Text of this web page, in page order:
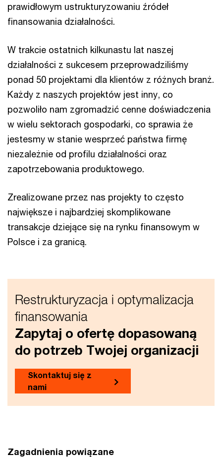
prawidłowym ustrukturyzowaniu źródeł
finansowania działalności.
W trakcie ostatnich kilkunastu lat naszej
działalności z sukcesem przeprowadziliśmy
ponad 50 projektami dla klientów z różnych branż.
Każdy z naszych projektów jest inny, co
pozwoliło nam zgromadzić cenne doświadczenia
w wielu sektorach gospodarki, co sprawia że
jestesmy w stanie wesprzeć państwa firmę
niezależnie od profilu działalności oraz
zapotrzebowania produktowego.
Zrealizowane przez nas projekty to często
największe i najbardziej skomplikowane
transakcje dziejące się na rynku finansowym w
Polsce i za granicą.
Restrukturyzacja i optymalizacja
finansowania
Zapytaj o ofertę dopasowaną
do potrzeb Twojej organizacji
Skontaktuj się z
nami
Zagadnienia powiązane